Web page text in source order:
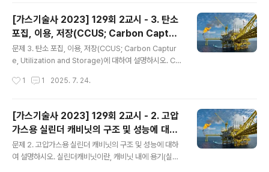
전장치로는 안전밸브, 긴급차단장치, 가스누출 검지 및 경
보장치 등이 있다. 1. 정압기의 구조1) 다이어프램(Diaphr
agm)2차측 압력을 감지하여 메인 밸브에 압력 변화를 전
달하는 역할을 한다. 2) 스프링(또는 웨이트)설정된 압력을
유지하도록 다이어프램에 힘을 가하며, 압력 조정 기능을
따라 가스 유량을 조절하여 2차측 압력을 일정하게 유지한
[가스기술사 2023] 129회 2교시 - 3. 탄소
포집, 이용, 저장(CCUS; Carbon Captur
e, Utilization and Storage)에 대하여 설
명하시오.
문제 3. 탄소 포집, 이용, 저장(CCUS; Carbon Captur
e, Utilization and Storage)에 대하여 설명하시오. CC
약자로써, 석유화학산업, 화력발전, 철강산업 등에서 발생
현재 세계 각국은 탄소중립 목표 선언과 함께 저탄소·친환
경 경제구조로 전환 중이며, 탄소중립을 실현하기 위한 기
술로 CCUS를 적극 추진 중이다. [ CCUS 주요 내용 ] 1)
포집(Capture)포집 기술은 여러 물질이 혼합된 배가스에
서 CO2를 포집하는 것으로써, 공정 위치에 따라 연소 후
1 1 2025. 7. 24.
[가스기술사 2023] 129회 2교시 - 2. 고압
가스용 실린더 캐비닛의 구조 및 성능에 대하
여 설명하시오.
문제 2. 고압가스용 실린더 캐비닛의 구조 및 성능에 대하
여 설명하시오. 실린더캐비닛이란, 캐비닛 내에 용기(실린